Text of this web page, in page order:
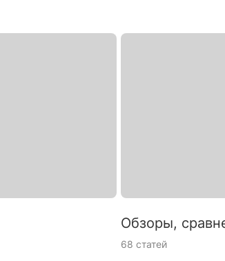
Обзоры,
68 статей